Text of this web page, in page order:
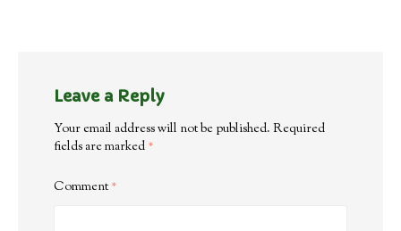
Leave a Reply
Your email address will not be published. Required
fields are marked *
Comment*